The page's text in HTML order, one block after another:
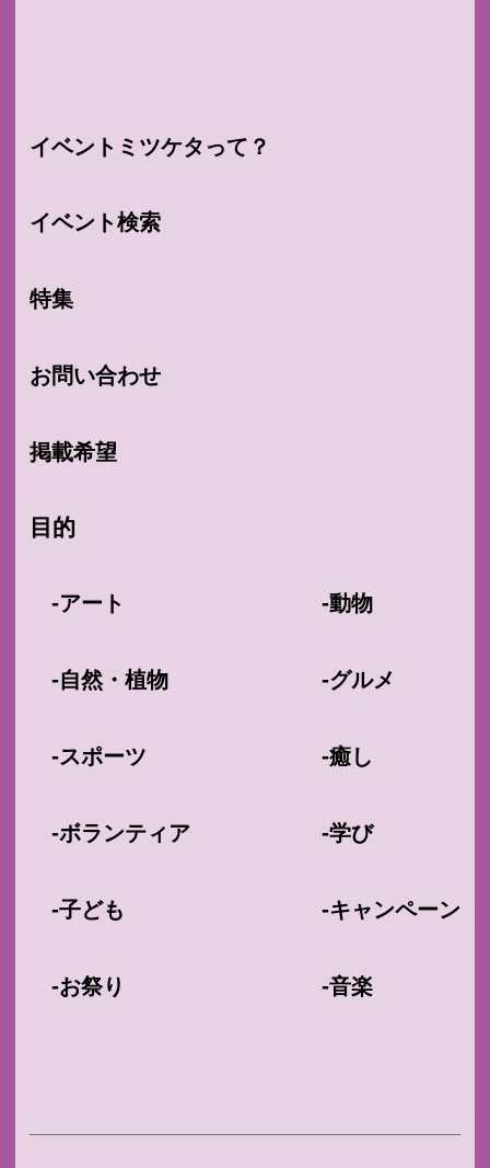
イベントミツケタって？
イベント検索
特集
お問い合わせ
掲載希望
目的
-アート
-自然・植物
-スポーツ
-ボランティア
-子ども
-お祭り
-動物
-グルメ
-癒し
-学び
-キャンペーン
-音楽